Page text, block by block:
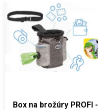
u
k
p
Box na brožúry PROFI -